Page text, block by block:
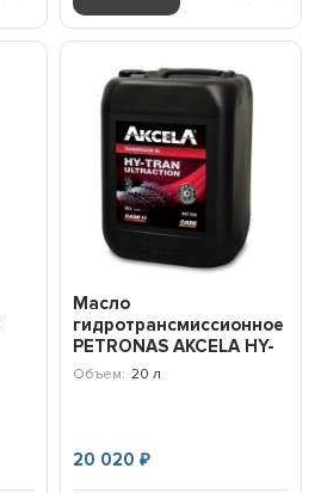
Масло
гидротрансмиссионное
PETRONAS AKCELA HY-
TRAN ULTRACTION
Объем: 20 л
20 020 ₽